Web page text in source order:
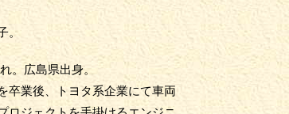
。
。広島県出身。
卒業後、トヨタ系企業にて車両